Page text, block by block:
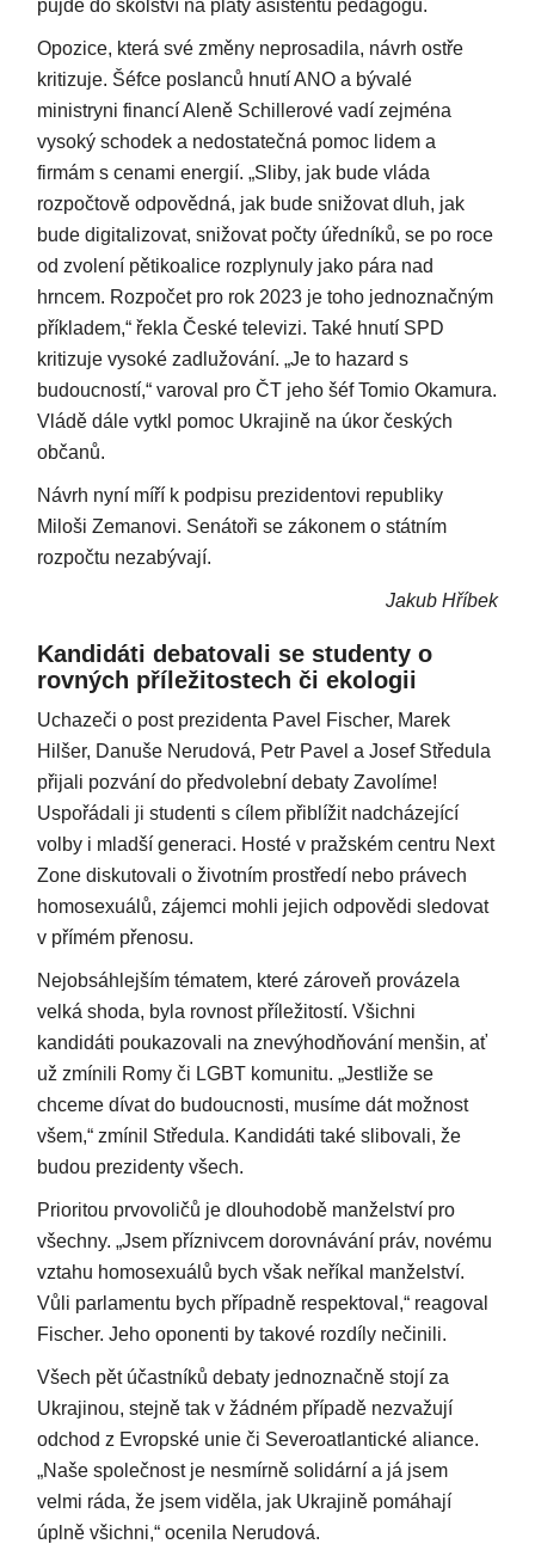
půjde do školství na platy asistentů pedagogů.
Opozice, která své změny neprosadila, návrh ostře
kritizuje. Šéfce poslanců hnutí ANO a bývalé
ministryni financí Aleně Schillerové vadí zejména
vysoký schodek a nedostatečná pomoc lidem a
firmám s cenami energií. „Sliby, jak bude vláda
rozpočtově odpovědná, jak bude snižovat dluh, jak
bude digitalizovat, snižovat počty úředníků, se po roce
od zvolení pětikoalice rozplynuly jako pára nad
hrncem. Rozpočet pro rok 2023 je toho jednoznačným
příkladem,“ řekla České televizi. Také hnutí SPD
kritizuje vysoké zadlužování. „Je to hazard s
budoucností,“ varoval pro ČT jeho šéf Tomio Okamura.
Vládě dále vytkl pomoc Ukrajině na úkor českých
občanů.
Návrh nyní míří k podpisu prezidentovi republiky
Miloši Zemanovi. Senátoři se zákonem o státním
rozpočtu nezabývají.
Jakub Hříbek
Kandidáti debatovali se studenty o
rovných příležitostech či ekologii
Uchazeči o post prezidenta Pavel Fischer, Marek
Hilšer, Danuše Nerudová, Petr Pavel a Josef Středula
přijali pozvání do předvolební debaty Zavolíme!
Uspořádali ji studenti s cílem přiblížit nadcházející
volby i mladší generaci. Hosté v pražském centru Next
Zone diskutovali o životním prostředí nebo právech
homosexuálů, zájemci mohli jejich odpovědi sledovat
v přímém přenosu.
Nejobsáhlejším tématem, které zároveň provázela
velká shoda, byla rovnost příležitostí. Všichni
kandidáti poukazovali na znevýhodňování menšin, ať
už zmínili Romy či LGBT komunitu. „Jestliže se
chceme dívat do budoucnosti, musíme dát možnost
všem,“ zmínil Středula. Kandidáti také slibovali, že
budou prezidenty všech.
Prioritou prvovoličů je dlouhodobě manželství pro
všechny. „Jsem příznivcem dorovnávání práv, novému
vztahu homosexuálů bych však neříkal manželství.
Vůli parlamentu bych případně respektoval,“ reagoval
Fischer. Jeho oponenti by takové rozdíly nečinili.
Všech pět účastníků debaty jednoznačně stojí za
Ukrajinou, stejně tak v žádném případě nezvažují
odchod z Evropské unie či Severoatlantické aliance.
„Naše společnost je nesmírně solidární a já jsem
velmi ráda, že jsem viděla, jak Ukrajině pomáhají
úplně všichni,“ ocenila Nerudová.